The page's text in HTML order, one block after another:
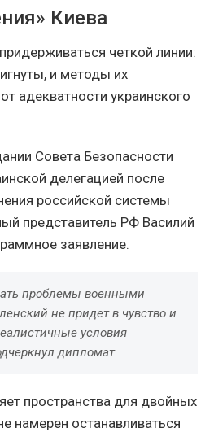
Киева
четкой линии:
и методы их
адекватности украинского
Совета Безопасности
делегацией после
российской системы
представитель РФ Василий
заявление.
проблемы военными
не придет в чувство и
условия
дипломат.
пространства для двойных
намерен останавливаться